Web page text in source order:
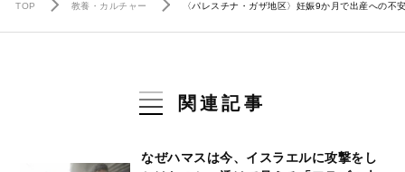
TOP 教養・カルチャー 〈パレスチナ・ガザ地区〉妊娠9か月で出産への
関連記事
なぜハマスは今、イスラエルに攻撃をし